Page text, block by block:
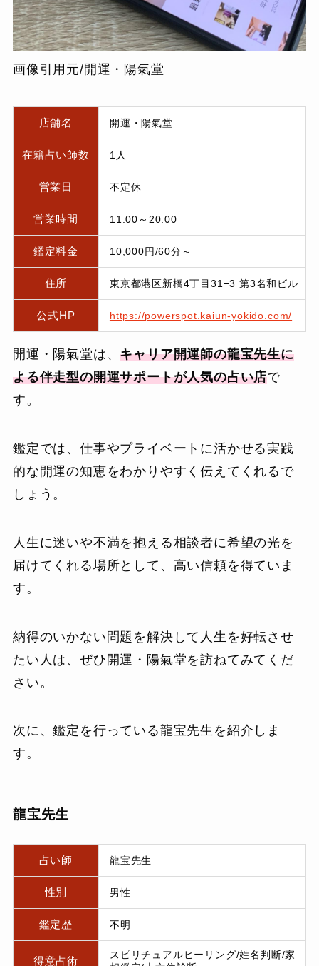
画像引用元/開運・陽氣堂
店舗名 開運・陽氣堂
在籍占い師数 1人
営業日 不定休
営業時間 11:00～20:00
鑑定料金 10,000円/60分～
住所 東京都港区新橋4丁目31−3 第3名和ビル
公式HP https://powerspot.kaiun-yokido.com/
開運・陽氣堂は、キャリア開運師の龍宝先生に
よる伴走型の開運サポートが人気の占い店で
す。
鑑定では、仕事やプライベートに活かせる実践
的な開運の知恵をわかりやすく伝えてくれるで
しょう。
人生に迷いや不満を抱える相談者に希望の光を
届けてくれる場所として、高い信頼を得ていま
す。
納得のいかない問題を解決して人生を好転させ
たい人は、ぜひ開運・陽氣堂を訪ねてみてくだ
さい。
次に、鑑定を行っている龍宝先生を紹介しま
す。
龍宝先生
占い師 龍宝先生
性別 男性
鑑定歴 不明
得意占術
スピリチュアルヒーリング/姓名判断/家